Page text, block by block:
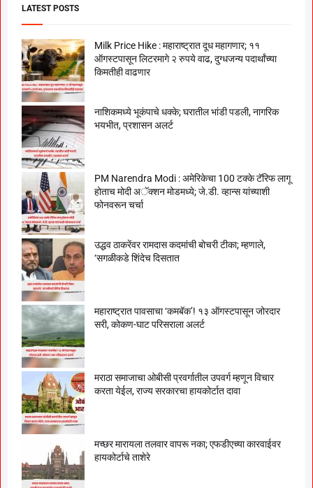
LATEST POSTS
Milk Price Hike : महाराष्ट्रात दूध महागणार; ११
ऑगस्टपासून लिटरमागे २ रुपये वाढ, दुग्धजन्य पदार्थांच्या
किमतीही वाढणार
नाशिकमध्ये भूकंपाचे धक्के; घरातील भांडी पडली, नागरिक
भयभीत, प्रशासन अलर्ट
PM Narendra Modi : अमेरिकेचा 100 टक्के टॅरिफ लागू
होताच मोदी अॅक्शन मोडमध्ये; जे.डी. व्हान्स यांच्याशी
फोनवरून चर्चा
उद्धव ठाकरेंवर रामदास कदमांची बोचरी टीका; म्हणाले,
‘सगळीकडे शिंदेच दिसतात
महाराष्ट्रात पावसाचा ‘कमबॅक’! १३ ऑगस्टपासून जोरदार
सरी, कोकण-घाट परिसराला अलर्ट
मराठा समाजाचा ओबीसी प्रवर्गातील उपवर्ग म्हणून विचार
करता येईल, राज्य सरकारचा हायकोर्टात दावा
मच्छर मारायला तलवार वापरू नका; एफडीएच्या कारवाईवर
हायकोर्टाचे ताशेरे